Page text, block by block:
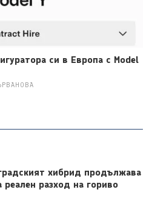
си в Европа с Model
хибрид продължава
реален разход на гориво